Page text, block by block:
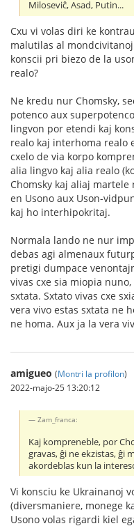
Miloseviĉ, Asad, Putin...
Cxu vi volas diri ke
malutilas al
konscii pri biezo de la
realo?
Ne kredu nur Chomsky,
potenco aux
lingvon por etendi kaj
realo kaj interhoma realo
cxelo de via korpo
alia lingvo kaj alia realo
Chomsky kaj aliaj
en Usono aux Uson-
kaj ho interhipokritaj.
Normala lando ne nur
debas agi almenaux
pretigi dumpace
vivas cxe sia miopia
sxtata. Sxtato vivas cxe
vera vivo estas sxtata ne
ne homa. Aux ja la vera
amigueo (Montri la profilon)
2022-majo-25 13:20:12
Zam_franca:
Kaj kompreneble, por
gravas, ĝi ne ekzistas, ĝi
akordeblas kun la
Vi konsciu ke Ukrainanoj
(diversmaniere, monege
Usono volas rigardi kiel